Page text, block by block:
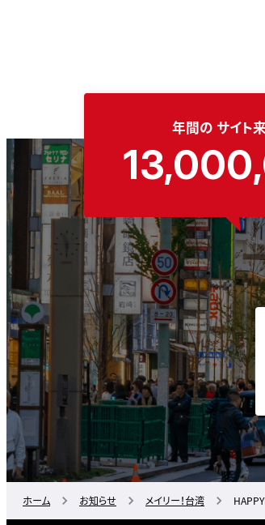
年間の サイト
ホーム お知らせ メイリー！台湾